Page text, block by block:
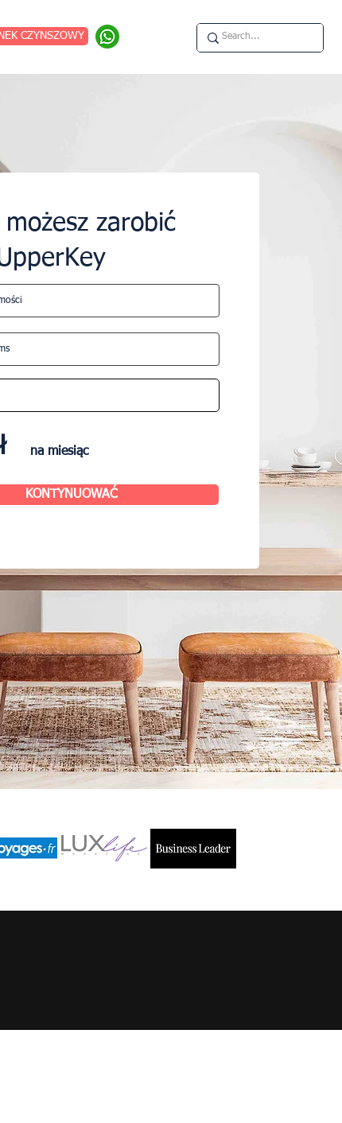
CZYNSZOWY
zarobić
na miesiąc
KONTYNUOWAĆ